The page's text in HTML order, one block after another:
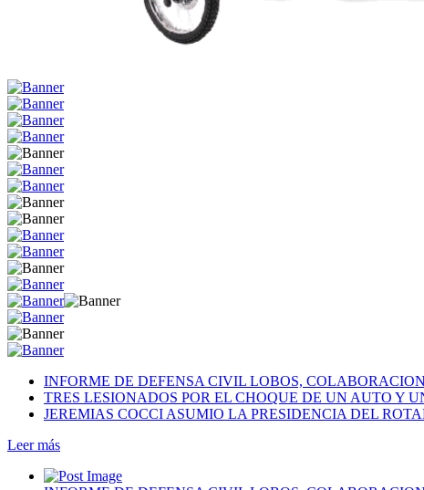
INFORME DE DEFENSA CIVIL LOBOS,
TRES LESIONADOS POR EL CHOQUE DE UN AUTO Y
JEREMIAS COCCI ASUMIO LA PRESIDENCIA DEL
Leer más